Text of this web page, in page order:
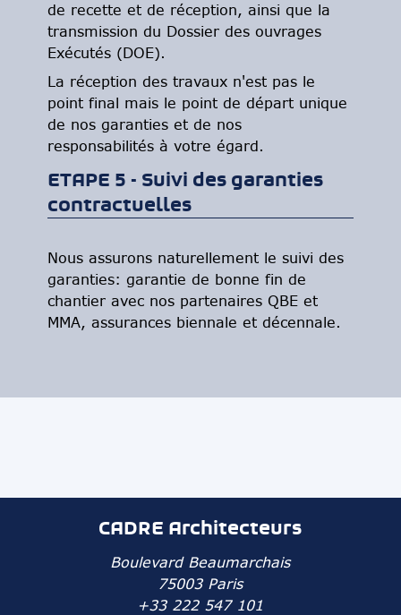
de recette et de réception, ainsi que la
transmission du Dossier des ouvrages
Exécutés (DOE).
La réception des travaux n'est pas le
point final mais le point de départ unique
de nos garanties et de nos
responsabilités à votre égard.
ETAPE 5 - Suivi des garanties
contractuelles
Nous assurons naturellement le suivi des
garanties: garantie de bonne fin de
chantier avec nos partenaires QBE et
MMA, assurances biennale et décennale.
CADRE Architecteurs
Boulevard Beaumarchais
75003 Paris
+33 222 547 101